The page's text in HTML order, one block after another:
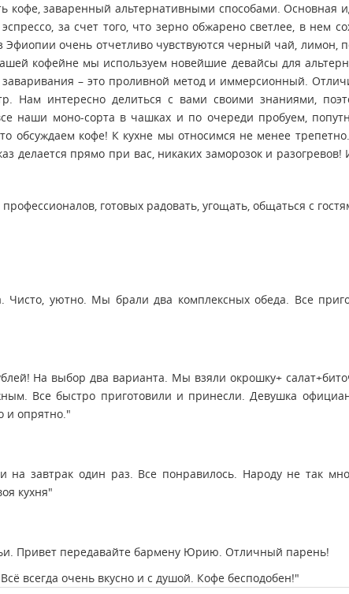
заваренный альтернативными способами. Основная
за счет того, что зерно обжарено светлее, в
Эфиопии очень отчетливо чувствуются черный чай,
кофейне мы используем новейшие девайсы для
– это проливной метод и иммерсионный.
Нам интересно делиться с вами своими знаниями,
наши моно-сорта в чашках и по очереди пробуем,
обсуждаем кофе! К кухне мы относимся не менее
делается прямо при вас, никаких заморозок и
готовых радовать, угощать, общаться с
Чисто, уютно. Мы брали два комплексных обеда. Все
На выбор два варианта. Мы взяли окрошку+
Все быстро приготовили и принесли. Девушка
и опрятно."
на завтрак один раз. Все понравилось. Народу не так
кухня"
Привет передавайте бармену Юрию. Отличный парень!
всегда очень вкусно и с душой. Кофе бесподобен!"